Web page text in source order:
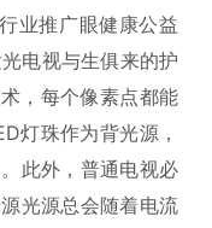
业推广眼健康公益
电视与生俱来的护
，每个像素点都能
灯珠作为背光源，
此外，普通电视必
光源总会随着电流